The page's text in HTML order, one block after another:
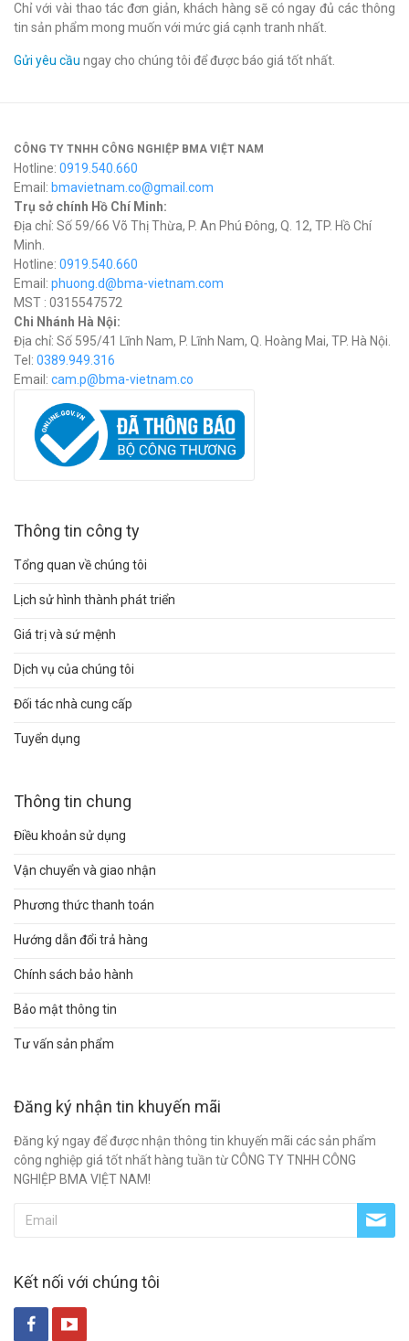
Chỉ với vài thao tác đơn giản, khách hàng sẽ có ngay đủ các thông
tin sản phẩm mong muốn với mức giá cạnh tranh nhất.
Gửi yêu cầu ngay cho chúng tôi để được báo giá tốt nhất.
CÔNG TY TNHH CÔNG NGHIỆP BMA VIỆT NAM
Hotline: 0919.540.660
Email: bmavietnam.co@gmail.com
Trụ sở chính Hồ Chí Minh:
Địa chỉ: Số 59/66 Võ Thị Thừa, P. An Phú Đông, Q. 12, TP. Hồ Chí
Minh.
Hotline: 0919.540.660
Email: phuong.d@bma-vietnam.com
MST : 0315547572
Chi Nhánh Hà Nội:
Địa chỉ: Số 595/41 Lĩnh Nam, P. Lĩnh Nam, Q. Hoàng Mai, TP. Hà Nội.
Tel: 0389.949.316
Email: cam.p@bma-vietnam.co
Thông tin công ty
Tổng quan về chúng tôi
Lịch sử hình thành phát triển
Giá trị và sứ mệnh
Dịch vụ của chúng tôi
Đối tác nhà cung cấp
Tuyển dụng
Thông tin chung
Điều khoản sử dụng
Vận chuyển và giao nhận
Phương thức thanh toán
Hướng dẫn đổi trả hàng
Chính sách bảo hành
Bảo mật thông tin
Tư vấn sản phẩm
Đăng ký nhận tin khuyến mãi
Đăng ký ngay để được nhận thông tin khuyến mãi các sản phẩm
công nghiệp giá tốt nhất hàng tuần từ CÔNG TY TNHH CÔNG
NGHIỆP BMA VIỆT NAM!
Kết nối với chúng tôi